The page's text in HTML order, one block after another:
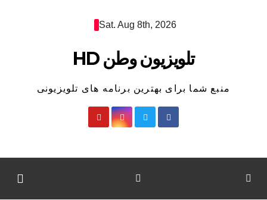
Sat. Aug 8th, 2026
تلویزیون وطن HD
منبع شما برای بهترین برنامه های تلویزیونی